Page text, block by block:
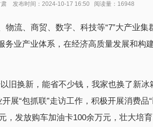
肃 发布时间：2024-10-17 16:50 阅读量：16948
流、商贸、数字、科技等“7”大产业集
务业产业体系，在经济高质量发展和构
旧换新，能省不少钱，我家也换了新冰
展“包抓联”走访工作，积极开展消费品
，发放购车加油卡100余万元，壮大培